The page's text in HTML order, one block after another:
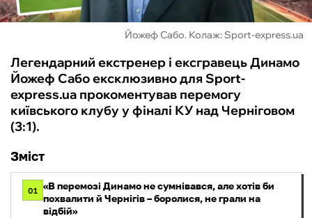
Йожеф Сабо. Колаж: Sport-express.ua
Легендарний екстренер і ексгравець Динамо
Йожеф Сабо ексклюзивно для Sport-
express.ua прокоментував перемогу
київського клубу у фіналі КУ над Черніговом
(3:1).
Зміст
01 «В перемозі Динамо не сумнівався, але хотів би
похвалити й Чернігів – боролися, не грали на
відбій»